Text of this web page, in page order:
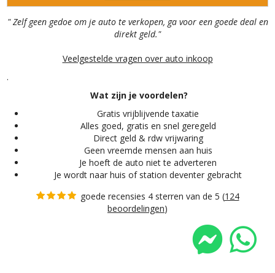
" Zelf geen gedoe om je auto te verkopen, ga voor een goede deal en
direkt geld."
Veelgestelde vragen over auto inkoop
.
Wat zijn je voordelen?
Gratis vrijblijvende taxatie
Alles goed, gratis en snel geregeld
Direct geld & rdw vrijwaring
Geen vreemde mensen aan huis
Je hoeft de auto niet te adverteren
Je wordt naar huis of station deventer gebracht
goede recensies 4 sterren van de 5 (124
beoordelingen)